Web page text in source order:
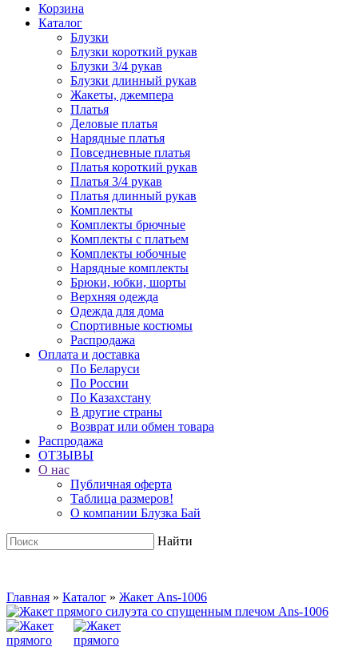
Корзина
Каталог
Блузки
Блузки короткий рукав
Блузки 3/4 рукав
Блузки длинный рукав
Жакеты, джемпера
Платья
Деловые платья
Нарядные платья
Повседневные платья
Платья короткий рукав
Платья 3/4 рукав
Платья длинный рукав
Комплекты
Комплекты брючные
Комплекты с платьем
Комплекты юбочные
Нарядные комплекты
Брюки, юбки, шорты
Верхняя одежда
Одежда для дома
Спортивные костюмы
Распродажа
Оплата и доставка
По Беларуси
По России
По Казахстану
В другие страны
Возврат или обмен товара
Распродажа
ОТЗЫВЫ
О нас
Публичная оферта
Таблица размеров!
О компании Блузка Бай
Найти
Главная » Каталог » Жакет Ans-1006